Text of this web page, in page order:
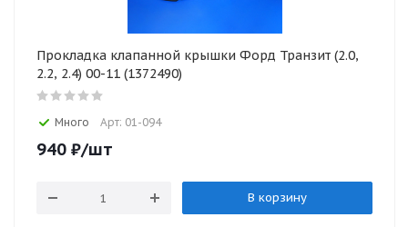
Прокладка клапанной крышки Форд Транзит (2.0,
2.2, 2.4) 00-11 (1372490)
Много Арт: 01-094
940 ₽/шт
В корзину